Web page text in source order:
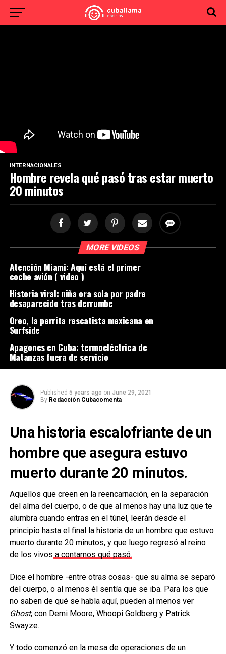
INTERNACIONALES
Hombre revela qué pasó tras estar muerto
20 minutos
MORE VIDEOS
Atención Miami: Aquí está el primer
coche avión ( video )
Historia viral: niña ora sola por padre
desaparecido tras derrumbe
Oreo, la perrita rescatista mexicana en
Surfside
Apagones en Cuba: termoeléctrica de
Matanzas fuera de servicio
Published 5 years ago on June 29, 2021
By Redacción Cubacomenta
Una historia escalofriante de un
hombre que asegura estuvo
muerto durante 20 minutos.
Aquellos que creen en la reencarnación, en la separación
del alma del cuerpo, o de que al menos hay una luz que te
alumbra cuando entras en el túnel, leerán desde el
principio hasta el final la historia de un hombre que estuvo
muerto durante 20 minutos, y que luego regresó al reino
de los vivos a contarnos qué pasó.
Dice el hombre -entre otras cosas- que su alma se separó
del cuerpo, o al menos él sentía que se iba. Para los que
no saben de qué se habla aquí, pueden al menos ver
Ghost, con Demi Moore, Whoopi Goldberg y Patrick
Swayze.
Y todo comenzó en la mesa de operaciones de un